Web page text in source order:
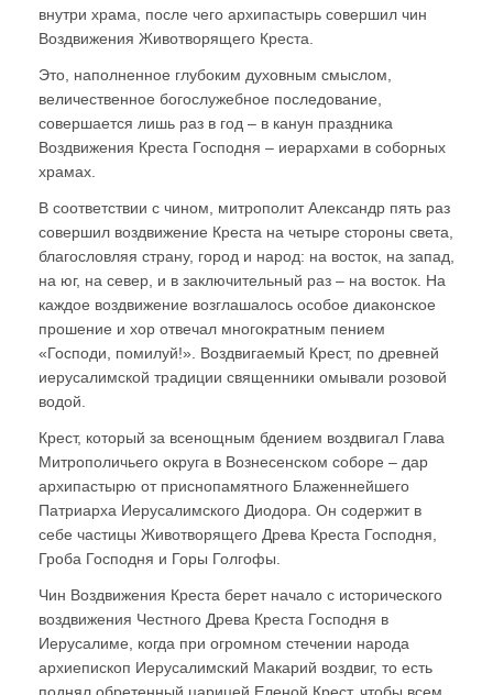
внутри храма, после чего архипастырь совершил чин
Воздвижения Животворящего Креста.
Это, наполненное глубоким духовным смыслом,
величественное богослужебное последование,
совершается лишь раз в год – в канун праздника
Воздвижения Креста Господня – иерархами в соборных
храмах.
В соответствии с чином, митрополит Александр пять раз
совершил воздвижение Креста на четыре стороны света,
благословляя страну, город и народ: на восток, на запад,
на юг, на север, и в заключительный раз – на восток. На
каждое воздвижение возглашалось особое диаконское
прошение и хор отвечал многократным пением
«Господи, помилуй!». Воздвигаемый Крест, по древней
иерусалимской традиции священники омывали розовой
водой.
Крест, который за всенощным бдением воздвигал Глава
Митрополичьего округа в Вознесенском соборе – дар
архипастырю от приснопамятного Блаженнейшего
Патриарха Иерусалимского Диодора. Он содержит в
себе частицы Животворящего Древа Креста Господня,
Гроба Господня и Горы Голгофы.
Чин Воздвижения Креста берет начало с исторического
воздвижения Честного Древа Креста Господня в
Иерусалиме, когда при огромном стечении народа
архиепископ Иерусалимский Макарий воздвиг, то есть